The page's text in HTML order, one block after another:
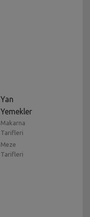
Yan
Yemekler
Makarna
Tarifleri
Meze
Tarifleri